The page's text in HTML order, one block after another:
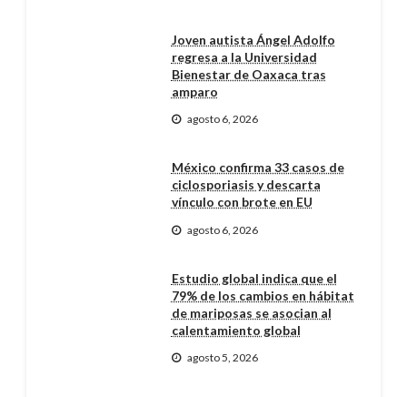
Joven autista Ángel Adolfo
regresa a la Universidad
Bienestar de Oaxaca tras
amparo
agosto 6, 2026
México confirma 33 casos de
ciclosporiasis y descarta
vínculo con brote en EU
agosto 6, 2026
Estudio global indica que el
79% de los cambios en hábitat
de mariposas se asocian al
calentamiento global
agosto 5, 2026